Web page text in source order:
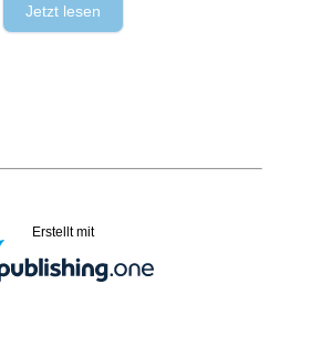
Jetzt lesen
Erstellt mit